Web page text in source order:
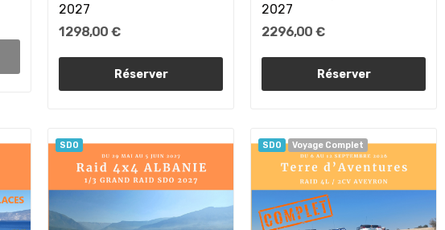
2027
1 298,00 €
Réserver
2027
2 296,00 €
Réserver
SDO SDO Voyage Complet